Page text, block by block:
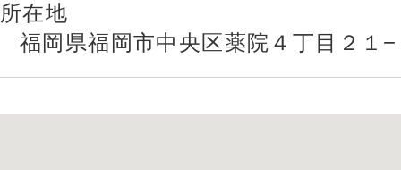
所在地
福岡県福岡市中央区薬院４丁目２１